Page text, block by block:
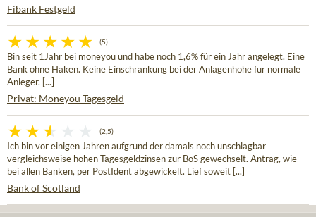
Fibank Festgeld
(5)
Bin seit 1Jahr bei moneyou und habe noch 1,6% für ein Jahr angelegt. Eine
Bank ohne Haken. Keine Einschränkung bei der Anlagenhöhe für normale
Anleger. [...]
Privat: Moneyou Tagesgeld
(2,5)
Ich bin vor einigen Jahren aufgrund der damals noch unschlagbar
vergleichsweise hohen Tagesgeldzinsen zur BoS gewechselt. Antrag, wie
bei allen Banken, per PostIdent abgewickelt. Lief soweit [...]
Bank of Scotland